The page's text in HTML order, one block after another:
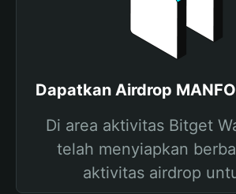
Dapatkan Airdrop
Di area aktivitas Bitget
telah menyiapkan
aktivitas airdrop